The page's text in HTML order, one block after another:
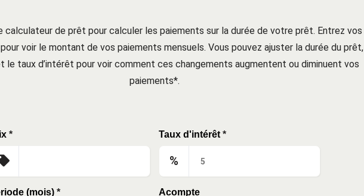
calculateur de prêt pour calculer les paiements sur la durée de votre prêt. Entrez vos
voir le montant de vos paiements mensuels. Vous pouvez ajuster la durée du prêt,
le taux d’intérêt pour voir comment ces changements augmentent ou diminuent vos
paiements*.
* Taux d'intérêt *
%
(mois) * Acompte